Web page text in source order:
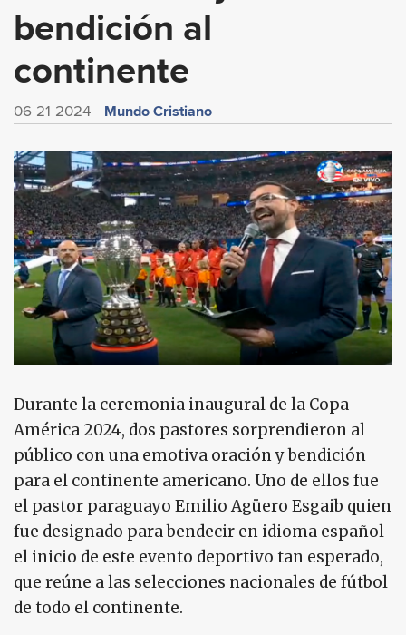
bendición al
continente
06-21-2024 Mundo Cristiano
Durante la ceremonia inaugural de la Copa
América 2024, dos pastores sorprendieron al
público con una emotiva oración y bendición
para el continente americano. Uno de ellos fue
el pastor paraguayo Emilio Agüero Esgaib quien
fue designado para bendecir en idioma español
el inicio de este evento deportivo tan esperado,
que reúne a las selecciones nacionales de fútbol
de todo el continente.